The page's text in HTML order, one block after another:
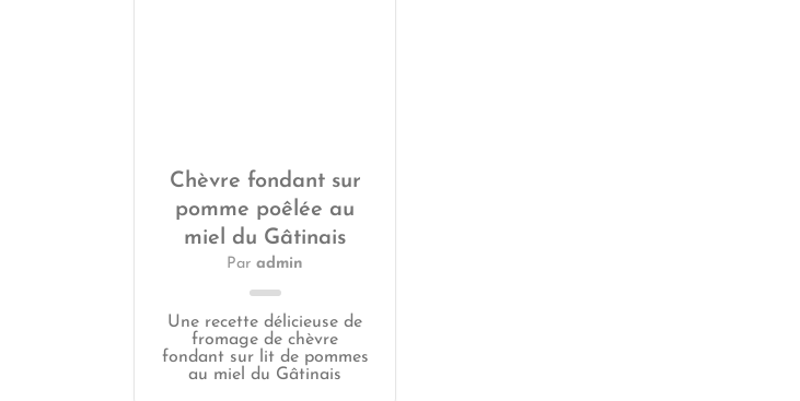
Chèvre fondant sur
pomme poêlée au
miel du Gâtinais
Paradmin
Une recette délicieuse de
fromage de chèvre
fondant sur lit de pommes
au miel du Gâtinais